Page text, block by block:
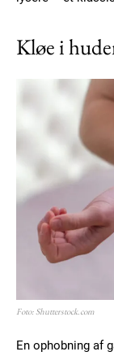
Donec quis
Kløe i
Foto: Shutterstock.com
En ophobning af